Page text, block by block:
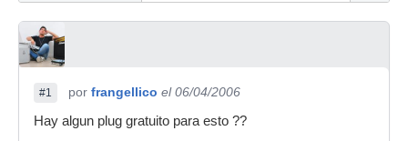
#1 por frangellico el 06/04/2006
Hay algun plug gratuito para esto ??